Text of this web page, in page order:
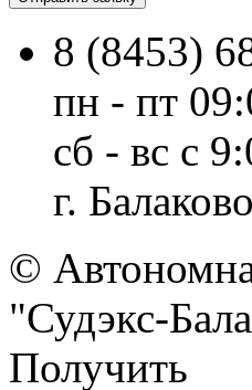
8 (8453)
пн - пт
сб - вс с
г.
©
"Судэкс-
Получить